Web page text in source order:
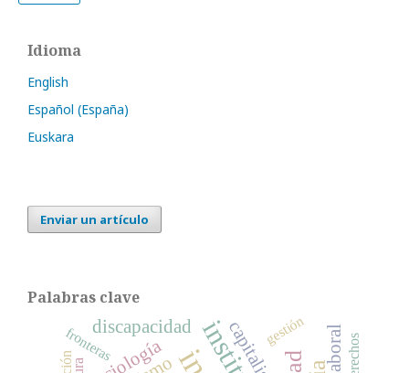
Idioma
English
Español (España)
Euskara
Enviar un artículo
Palabras clave
discapacidad
fronteras gestión
derechos